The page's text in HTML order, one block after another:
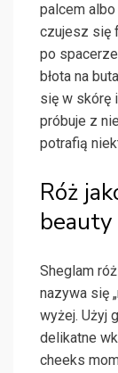
palcem
czujesz się
po
błota na
się w skórę
próbuje z
potrafią
Róż
beauty
Sheglam
nazywa się
wyżej. Użyj
delikatne
cheeks